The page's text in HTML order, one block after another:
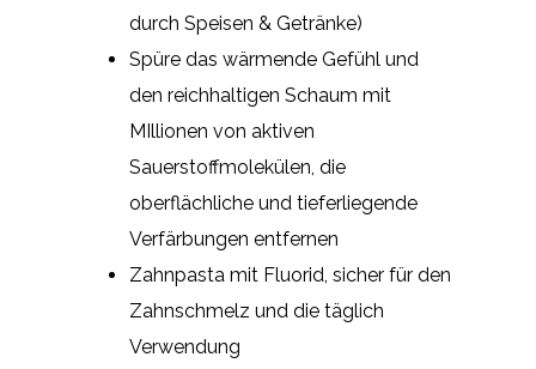
durch Speisen & Getränke)
Spüre das wärmende Gefühl und
den reichhaltigen Schaum mit
MIllionen von aktiven
Sauerstoffmolekülen, die
oberflächliche und tieferliegende
Verfärbungen entfernen
Zahnpasta mit Fluorid, sicher für den
Zahnschmelz und die täglich
Verwendung